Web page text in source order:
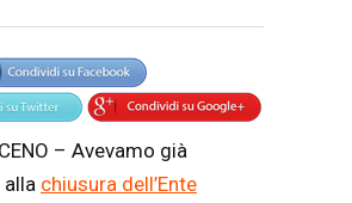
– Avevamo già
chiusura dell’Ente